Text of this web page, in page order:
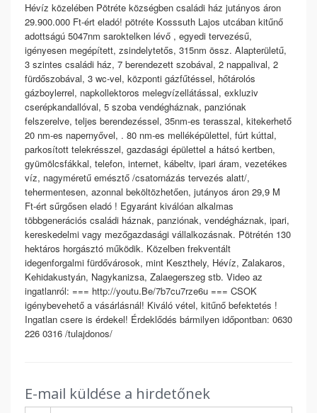
Hévíz közelében Pötréte községben családi ház jutányos áron
29.900.000 Ft-ért eladó! pötréte Kosssuth Lajos utcában kitűnő
adottságú 5047nm saroktelken lévő , egyedi tervezésű,
igényesen megépített, zsindelytetős, 315nm össz. Alapterületű,
3 szintes családi ház, 7 berendezett szobával, 2 nappalival, 2
fürdőszobával, 3 wc-vel, központi gázfűtéssel, hőtárolós
gázboylerrel, napkollektoros melegvízellátással, exkluziv
cserépkandallóval, 5 szoba vendégháznak, panziónak
felszerelve, teljes berendezéssel, 35nm-es terasszal, kitekerhető
20 nm-es napernyővel, . 80 nm-es melléképülettel, fúrt kúttal,
parkosított telekrésszel, gazdasági épülettel a hátsó kertben,
gyümölcsfákkal, telefon, internet, kábeltv, ipari áram, vezetékes
víz, nagyméretű emésztő /csatornázás tervezés alatt/,
tehermentesen, azonnal beköltözhetően, jutányos áron 29,9 M
Ft-ért sűrgősen eladó ! Egyaránt kiválóan alkalmas
többgenerációs családi háznak, panziónak, vendégháznak, ipari,
kereskedelmi vagy mezőgazdasági vállalkozásnak. Pötrétén 130
hektáros horgásztó működik. Közelben frekventált
idegenforgalmi fürdővárosok, mint Keszthely, Hévíz, Zalakaros,
Kehidakustyán, Nagykanizsa, Zalaegerszeg stb. Video az
ingatlanról: === http://youtu.Be/7b7cu7rze6u === CSOK
igénybevehető a vásárlásnál! Kiváló vétel, kitűnő befektetés !
Ingatlan csere is érdekel! Érdeklődés bármilyen időpontban: 0630
226 0316 /tulajdonos/
E-mail küldése a hirdetőnek